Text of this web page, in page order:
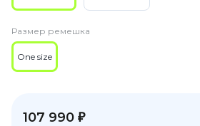
Размер ремешка
One size
107 990 ₽